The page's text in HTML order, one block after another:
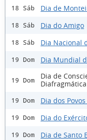
18 Sáb Dia de
18 Sáb Dia do Amigo
18 Sáb Dia Nacional
19 Dom Dia Mundial
19 Dom
Dia de
19 Dom Dia dos
19 Dom Dia do
19 Dom Dia de Santo